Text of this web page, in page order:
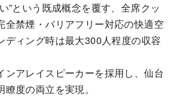
”という既成概念を覆す、全席クッ
全禁煙・バリアフリー対応の快適空
ディング時は最大300人程度の収容
ンアレイスピーカーを採用し、仙台
度の両立を実現。